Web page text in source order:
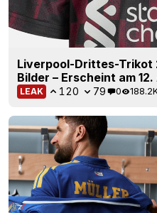
Liverpool-Drittes-Trikot
Bilder – Erscheint am
LEAK 120 79 0